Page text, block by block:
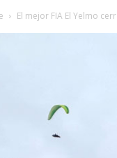
El mejor FIA El Yelmo